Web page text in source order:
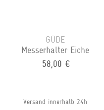
GÜDE
Messerhalter Eiche
58,00 €
Versand innerhalb 24h